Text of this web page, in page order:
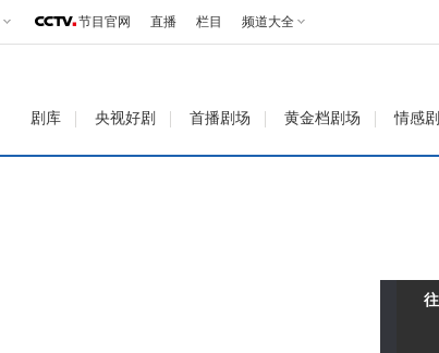
节目官网 直播 栏目 频道大全
剧库 央视好剧 首播剧场 黄金档剧场 情感